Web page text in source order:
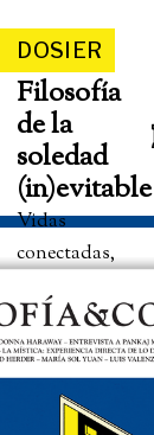
DOSIER
Filosofía
de la
soledad
(in)evitable
Vidas
conectadas,
desvinculadas